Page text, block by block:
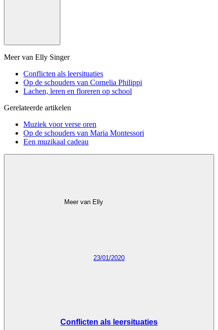
Meer van Elly Singer
Conflicten als leersituaties
Op de schouders van Cornelia Philippi
Lachen, leren en floreren op school
Gerelateerde artikelen
Muziek voor verse oren
Op de schouders van Maria Montessori
Een muzikaal cadeau
Meer van Elly
23/01/2020
Conflicten als leersituaties